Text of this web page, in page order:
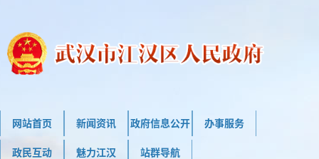
网站首页 新闻资讯 政府信息公开 办事服务
政民互动 魅力江汉 站群导航